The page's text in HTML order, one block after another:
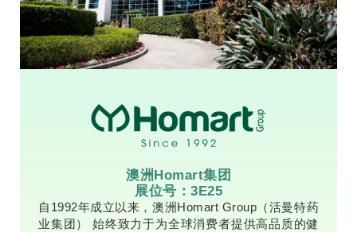
澳洲Homart集团
展位号：3E25
自1992年成立以来，澳洲Homart Group（活曼特药
业集团） 始终致力于为全球消费者提供高品质的健